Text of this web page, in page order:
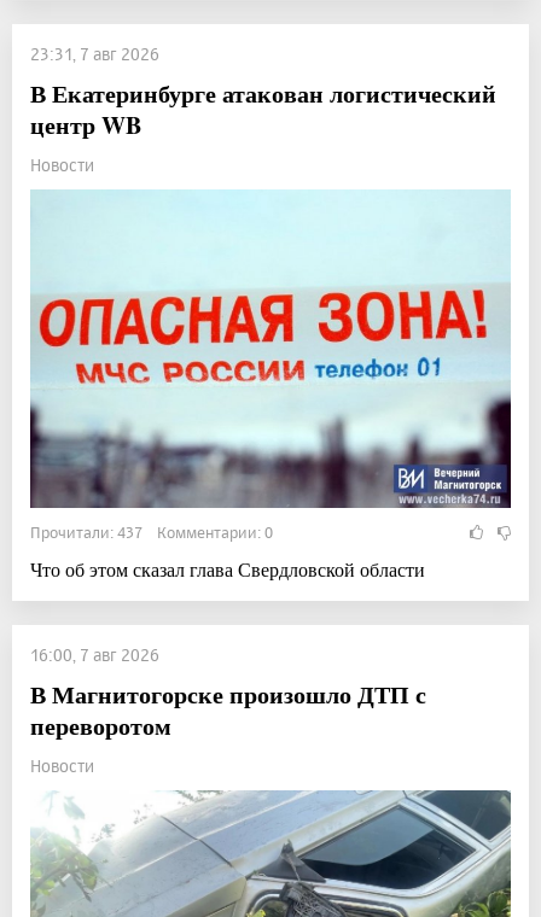
23:31, 7 авг 2026
В Екатеринбурге атакован логистический
центр WB
Новости
Прочитали: 437 Комментарии: 0
Что об этом сказал глава Свердловской области
16:00, 7 авг 2026
В Магнитогорске произошло ДТП с
переворотом
Новости